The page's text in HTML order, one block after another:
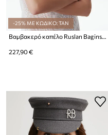
-25% ΜΕ ΚΩΔΙΚΟ: TAN
Βαμβακερό καπέλο Ruslan Baginskiy Fedora Hat
227,90 €